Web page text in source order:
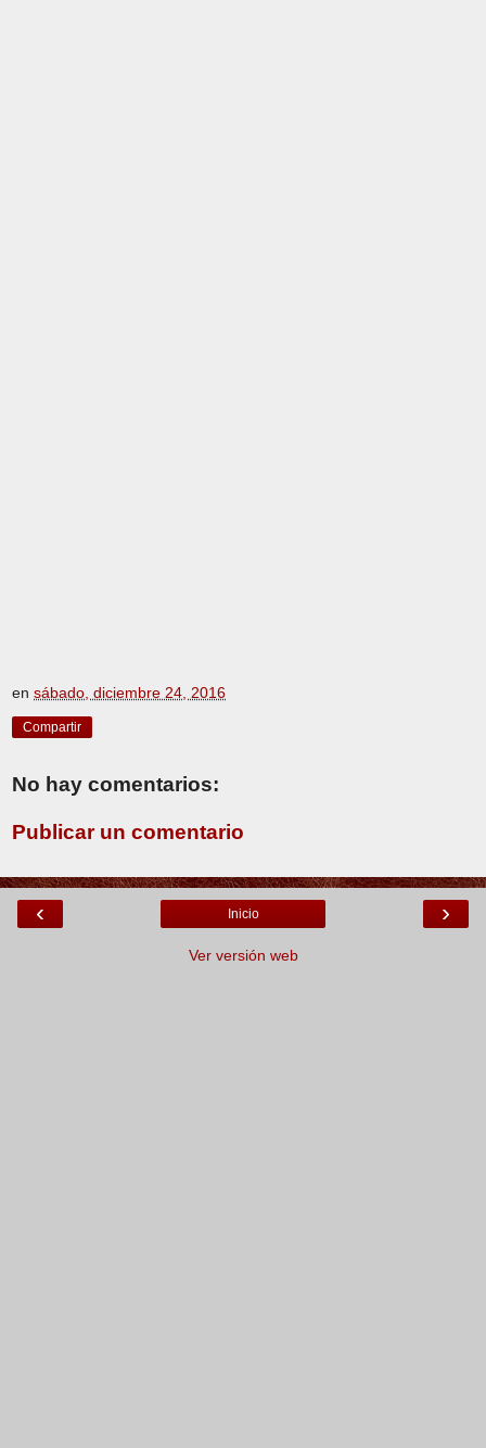
en sábado, diciembre 24, 2016
Compartir
No hay comentarios:
Publicar un comentario
‹ ›
Inicio
Ver versión web